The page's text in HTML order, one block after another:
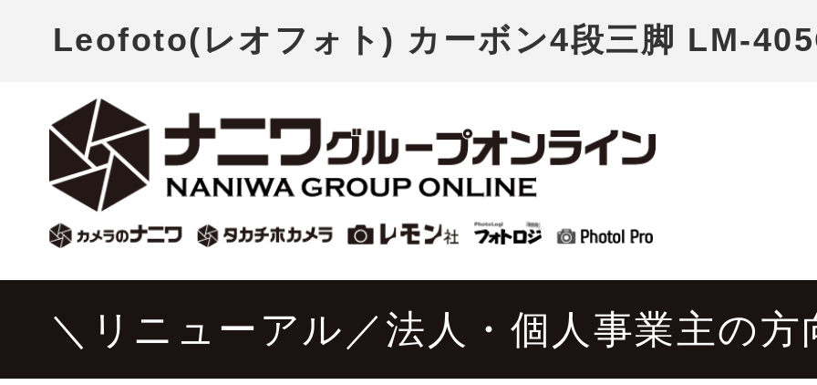
Leofoto(レオフォト) カーボン4段三脚 LM-
＼リニューアル／法人・個人事業主の